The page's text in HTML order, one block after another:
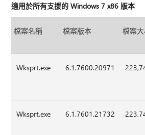
適用於所有支援的 Windows 7 x86 版本
檔案名稱 檔案版本 檔案
Wksprt.exe 6.1.7600.20971
Wksprt.exe 6.1.7601.21732